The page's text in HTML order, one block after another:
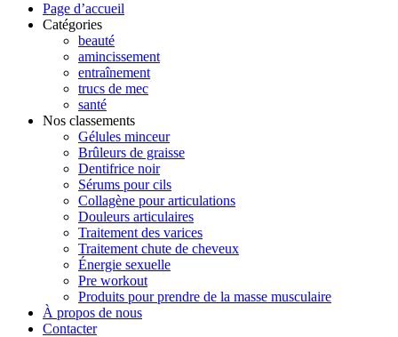
Page d’accueil
Catégories
beauté
amincissement
entraînement
trucs de mec
santé
Nos classements
Gélules minceur
Brûleurs de graisse
Dentifrice noir
Sérums pour cils
Collagène pour articulations
Douleurs articulaires
Traitement des varices
Traitement chute de cheveux
Énergie sexuelle
Pre workout
Produits pour prendre de la masse musculaire
À propos de nous
Contacter